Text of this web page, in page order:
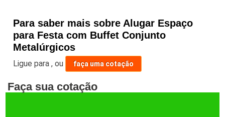
Para saber mais sobre Alugar Espaço
para Festa com Buffet Conjunto
Metalúrgicos
Ligue para,ou faça uma cotação
Faça sua cotação